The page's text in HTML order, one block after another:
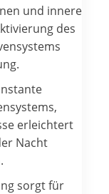
und innere
des
erleichtert
Nacht
sorgt für